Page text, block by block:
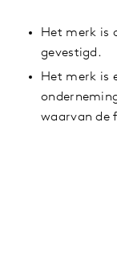
Het merk is
gevestigd.
Het merk is
waarvan de